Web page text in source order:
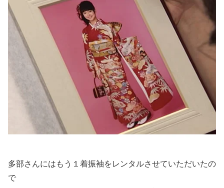
多部さんにはもう１着振袖をレンタルさせていただいたの
で